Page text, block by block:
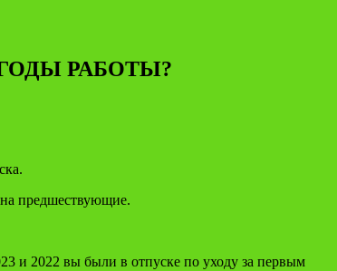
РАБОТЫ?
предшествующие.
и 2022 вы были в отпуске по уходу за первым